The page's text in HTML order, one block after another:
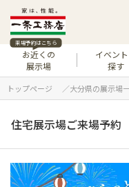
来場予約はこちら
お近くの
展示場
イベン
探す
トップページ 大分県の展示場
住宅展示場ご来場予約